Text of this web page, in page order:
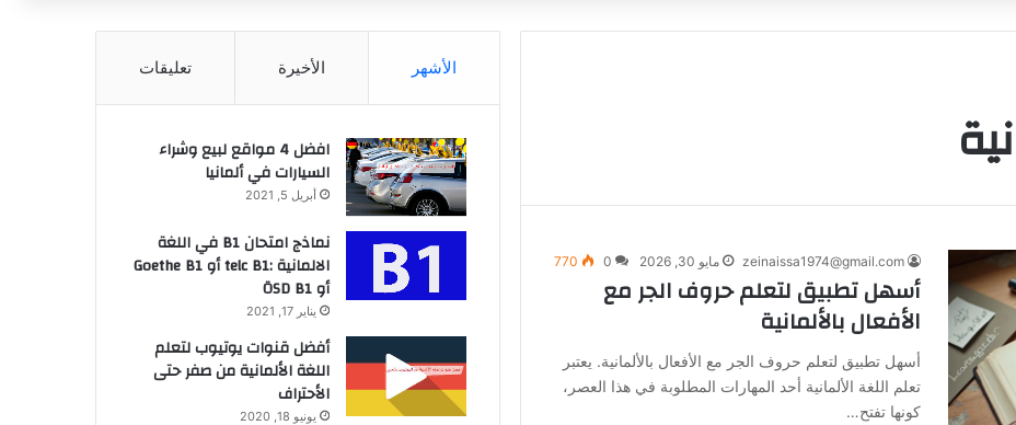
zeinaissa1974@gmail.com مايو 30, 2026 0
770
أسهل تطبيق لتعلم حروف الجر مع
الأفعال بالألمانية
أسهل تطبيق لتعلم حروف الجر مع الأفعال بالألمانية. يعتبر
تعلم اللغة الألمانية أحد المهارات المطلوبة في هذا العصر،
كونها تفتح…
الأشهر الأخيرة تعليقات
افضل 4 مواقع لبيع وشراء
السيارات في ألمانيا
أبريل 5, 2021
نماذج امتحان B1 في اللغة
الالمانية :telc B1 أو Goethe B1
أو ÖSD B1
يناير 17, 2021
أفضل قنوات يوتيوب لتعلم
اللغة الألمانية من صفر حتى
الأحتراف
يونيو 18, 2020